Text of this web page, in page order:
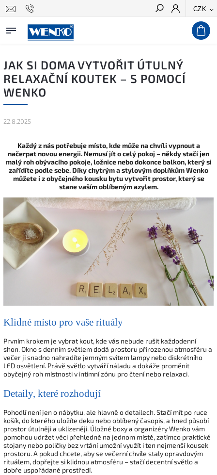
CZK
Hledat
JAK SI DOMA VYTVOŘIT ÚTULNÝ
RELAXAČNÍ KOUTEK – S POMOCÍ
WENKO
22.8.2025
Každý z nás potřebuje místo, kde může na chvíli vypnout a
načerpat novou energii. Nemusí jít o celý pokoj – někdy stačí jen
malý roh obývacího pokoje, ložnice nebo dokonce balkon, který si
zařídíte podle sebe. Díky chytrým a stylovým doplňkům Wenko
můžete i z obyčejného kousku bytu vytvořit prostor, který se
stane vaším oblíbeným azylem.
Klidné místo pro vaše rituály
Prvním krokem je vybrat kout, kde vás nebude rušit každodenní
shon. Okno s denním světlem dodá prostoru přirozenou atmosféru a
večer ji snadno nahradíte jemným svitem lampy nebo diskrétního
LED osvětlení. Právě světlo vytváří náladu a dokáže proměnit
obyčejný roh místnosti v intimní zónu pro čtení nebo relaxaci.
Detaily, které rozhodují
Pohodlí není jen o nábytku, ale hlavně o detailech. Stačí mít po ruce
košík, do kterého uložíte deku nebo oblíbený časopis, a hned působí
prostor útulněji a uklizeněji. Úložné boxy a organizéry Wenko vám
pomohou udržet věci přehledně na jednom místě, zatímco praktické
stojany nebo poličky bez vrtání umožní využít i ten nejmenší kousek
prostoru. A pokud chcete, aby se večerní chvíle staly opravdovým
rituálem, dopřejte si klidnou atmosféru – stačí decentní světlo a
dobře uspořádané prostředí.